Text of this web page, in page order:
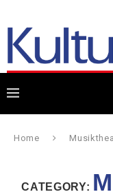
Home
CATEGORY: